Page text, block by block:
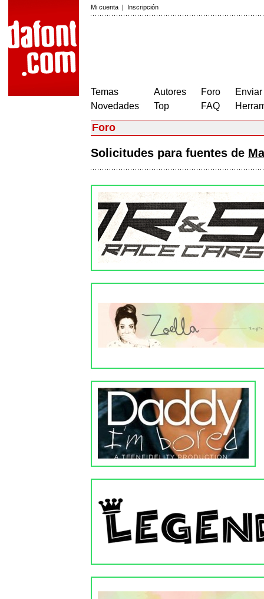
Mi cuenta | Inscripción
Temas
Novedades
Autores
Top
Foro
FAQ
Foro
Solicitudes para fuentes de